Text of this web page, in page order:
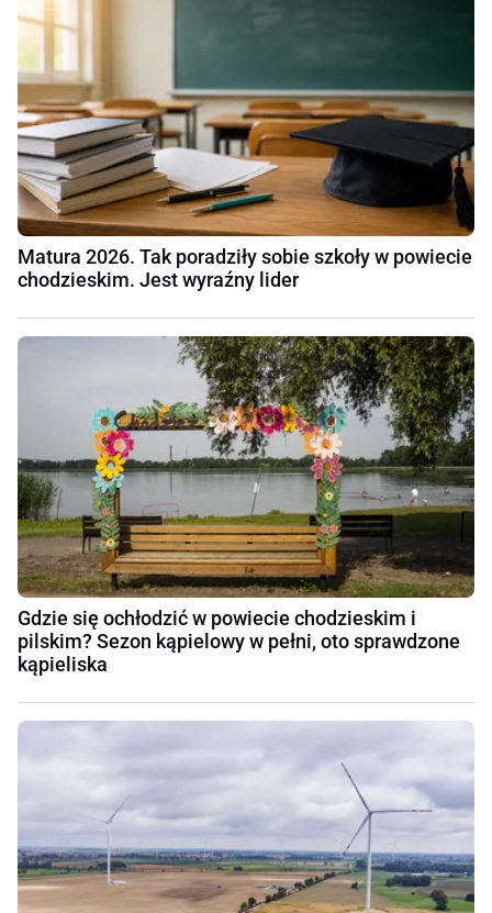
Matura 2026. Tak poradziły sobie szkoły w powiecie
chodzieskim. Jest wyraźny lider
Gdzie się ochłodzić w powiecie chodzieskim i
pilskim? Sezon kąpielowy w pełni, oto sprawdzone
kąpieliska